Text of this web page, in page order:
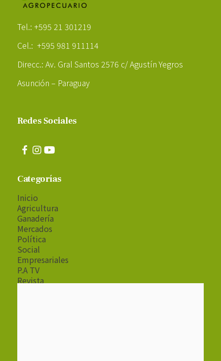
Tel.: +595 21 301219
Cel.: +595 981 911114
Direcc.: Av. Gral Santos 2576 c/ Agustín Yegros
Asunción – Paraguay
Redes Sociales
Categorías
Inicio
Agricultura
Ganadería
Mercados
Política
Social
Empresariales
P.A TV
Revista